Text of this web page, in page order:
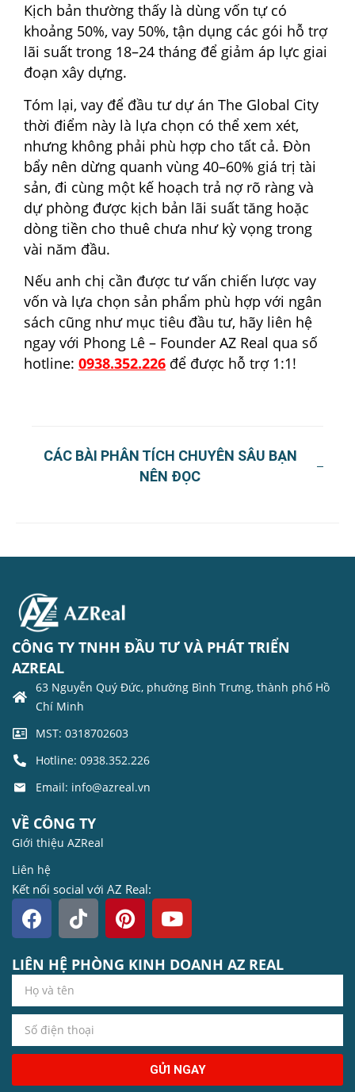
Kịch bản thường thấy là dùng vốn tự có
khoảng 50%, vay 50%, tận dụng các gói hỗ trợ
lãi suất trong 18–24 tháng để giảm áp lực giai
đoạn xây dựng.
Tóm lại, vay để đầu tư dự án The Global City
thời điểm này là lựa chọn có thể xem xét,
nhưng không phải phù hợp cho tất cả. Đòn
bẩy nên dừng quanh vùng 40–60% giá trị tài
sản, đi cùng một kế hoạch trả nợ rõ ràng và
dự phòng được kịch bản lãi suất tăng hoặc
dòng tiền cho thuê chưa như kỳ vọng trong
vài năm đầu.
Nếu anh chị cần được tư vấn chiến lược vay
vốn và lựa chọn sản phẩm phù hợp với ngân
sách cũng như mục tiêu đầu tư, hãy liên hệ
ngay với Phong Lê – Founder AZ Real qua số
hotline: 0938.352.226 để được hỗ trợ 1:1!
CÁC BÀI PHÂN TÍCH CHUYÊN SÂU BẠN
NÊN ĐỌC
CÔNG TY TNHH ĐẦU TƯ VÀ PHÁT TRIỂN
AZREAL
63 Nguyễn Quý Đức, phường Bình Trưng, thành phố Hồ
Chí Minh
MST: 0318702603
Hotline: 0938.352.226
Email: info@azreal.vn
VỀ CÔNG TY
GIới thiệu AZReal
Liên hệ
Kết nối social với AZ Real:
LIÊN HỆ PHÒNG KINH DOANH AZ REAL
GỬI NGAY